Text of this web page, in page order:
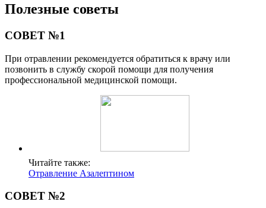
Полезные советы
СОВЕТ №1
При отравлении рекомендуется обратиться к врачу или
позвонить в службу скорой помощи для получения
профессиональной медицинской помощи.
Читайте также:
Отравление Азалептином
СОВЕТ №2